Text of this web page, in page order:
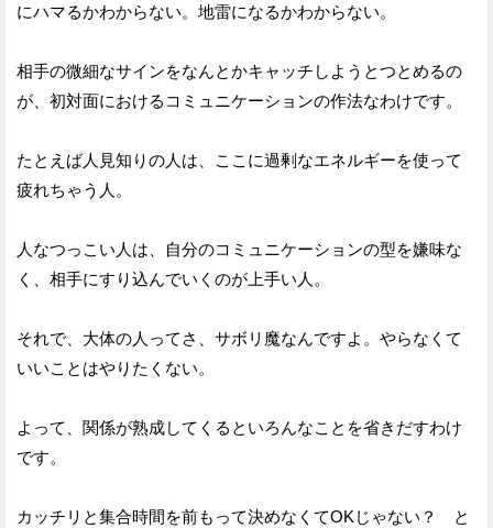
にハマるかわからない。地雷になるかわからない。
相手の微細なサインをなんとかキャッチしようとつとめるの
が、初対面におけるコミュニケーションの作法なわけです。
たとえば人見知りの人は、ここに過剰なエネルギーを使って
疲れちゃう人。
人なつっこい人は、自分のコミュニケーションの型を嫌味な
く、相手にすり込んでいくのが上手い人。
それで、大体の人ってさ、サボリ魔なんですよ。やらなくて
いいことはやりたくない。
よって、関係が熟成してくるといろんなことを省きだすわけ
です。
カッチリと集合時間を前もって決めなくてOKじゃない？ と